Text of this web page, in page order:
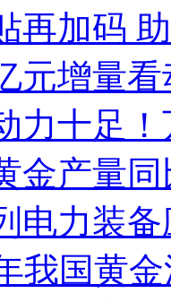
再加码
元增量
力十足
金产量
电力装
我国黄